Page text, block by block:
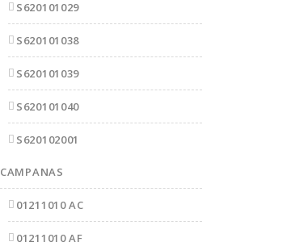
S620101029
S620101038
S620101039
S620101040
S620102001
CAMPANAS
01211010 AC
01211010 AF